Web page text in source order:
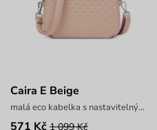
Caira E Beige
malá eco kabelka s nastavitelným popruhem
571 Kč 1 099 Kč